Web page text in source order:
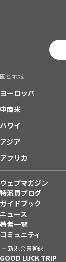
国と地域
ヨーロッパ
中南米
ハワイ
アジア
アフリカ
ウェブマガジン
特派員ブログ
ガイドブック
ニュース
著者一覧
コミュニティ
新規会員登録
GOOD LUCK TRIP